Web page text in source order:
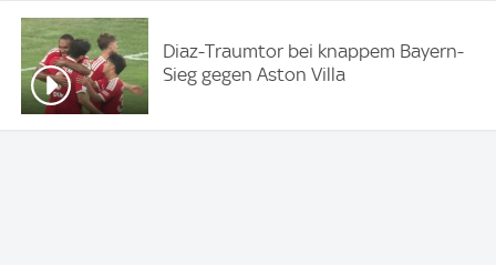
Diaz-Traumtor bei knappem Bayern-
Sieg gegen Aston Villa